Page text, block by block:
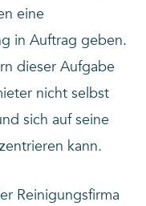
eine
in Auftrag geben.
dieser Aufgabe
nicht selbst
sich auf seine
kann.
Reinigungsfirma